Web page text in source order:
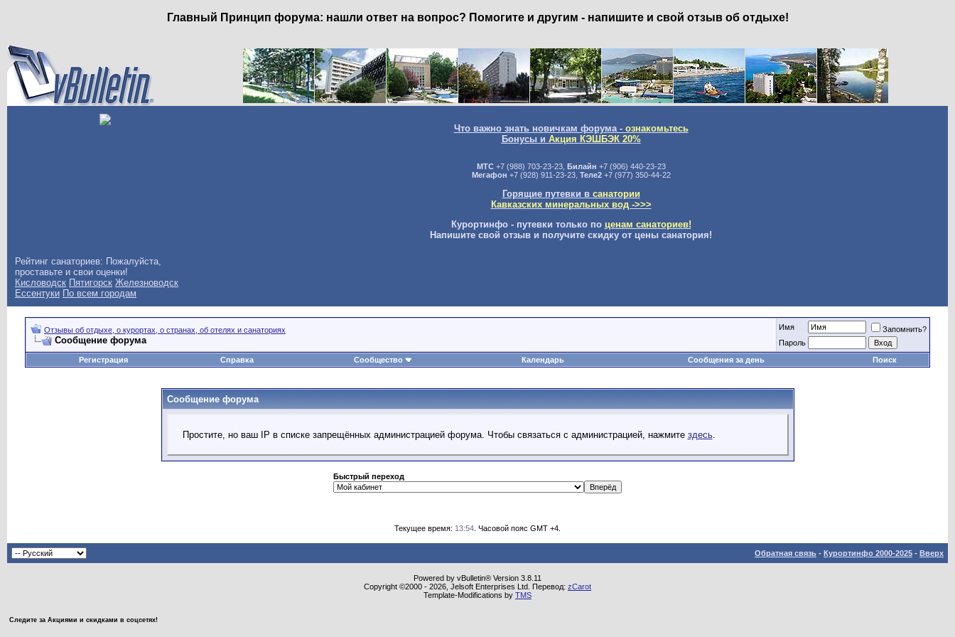
Главный Принцип форума: нашли ответ на вопрос? Помогите и другим - напишите и свой отзыв об отдыхе!
Что важно знать новичкам форума - ознакомьтесь
Бонусы и Акция КЭШБЭК 20%
МТС+7 (988) 703-23-23, Билайн +7 (906) 440-23-23
Мегафон +7 (928) 911-23-23, Теле2+7 (977) 350-44-22
Горящие путевки в санатории
Кавказских минеральных вод ->>>
Курортинфо - путевки только по ценам санаториев!
Напишите свой отзыв и получите скидку от цены санатория!
Рейтинг санаториев: Пожалуйста,
проставьте и свои оценки!
Кисловодск Пятигорск Железноводск
Ессентуки По всем городам
Отзывы об отдыхе, о курортах, о странах, об отелях и санаториях
Сообщение форума
Имя
Запомнить?
Пароль
Регистрация
Справка Сообщество Календарь Сообщения за день Поиск
Сообщение форума
Простите, но ваш IP в списке запрещённых администрацией форума. Чтобы связаться с администрацией, нажмите здесь.
Быстрый переход
Текущее время: 13:54 . Часовой пояс GMT +4.
Обратная связь - Курортинфо 2000-2025 - Вверх
Powered by vBulletin® Version 3.8.11
Copyright ©2000 - 2026, Jelsoft Enterprises Ltd. Перевод: zCarot
Template-Modifications by TMS
Следите за Акциями и скидками в соцсетях!